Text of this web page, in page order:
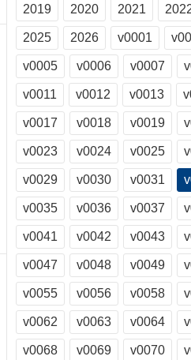
絡
資
訊
訂
閱/
取
消
網
站
導
覽
最
新
消
息
關
於
我
們
2019 2020 2021
2025 2026 v0001
v0005 v0006 v0007
v0011 v0012 v0013
v0017 v0018 v0019
v0023 v0024 v0025
v0029 v0030 v0031
v0035 v0036 v0037
v0041 v0042 v0043
v0047 v0048 v0049
v0055 v0056 v0058
v0062 v0063 v0064
v0068 v0069 v0070